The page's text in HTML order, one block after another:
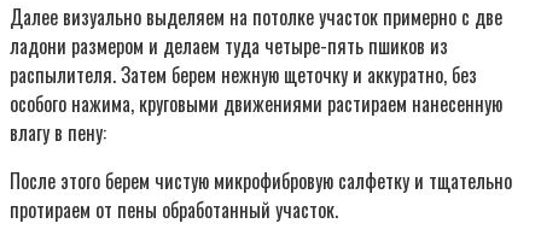
Далее визуально выделяем на потолке участок примерно с две
ладони размером и делаем туда четыре-пять пшиков из
распылителя. Затем берем нежную щеточку и аккуратно, без
особого нажима, круговыми движениями растираем нанесенную
влагу в пену:
После этого берем чистую микрофибровую салфетку и тщательно
протираем от пены обработанный участок.